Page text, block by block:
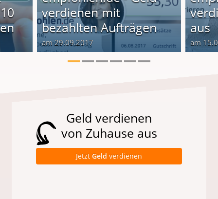
verdienen mit
bezahlten Aufträgen
am 29.09.2017
aus
am
Geld verdienen
von Zuhause aus
Jetzt Geld verdienen